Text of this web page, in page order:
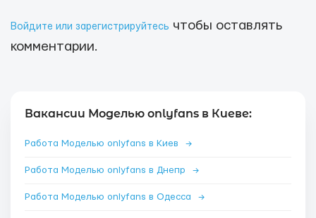
Войдите или зарегистрируйтесь чтобы оставлять
комментарии.
Вакансии Моделью onlyfans в Киеве:
Работа Моделью onlyfans в Киев →
Работа Моделью onlyfans в Днепр →
Работа Моделью onlyfans в Одесса →